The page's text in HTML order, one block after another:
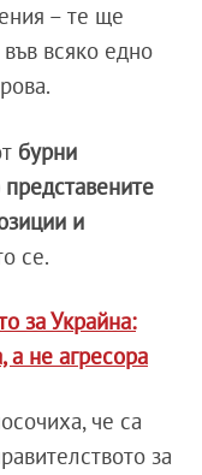
– те ще
всяко едно
бурни
и
се.
за Украйна:
а не агресора
че са
за